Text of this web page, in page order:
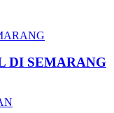
DI SEMARANG